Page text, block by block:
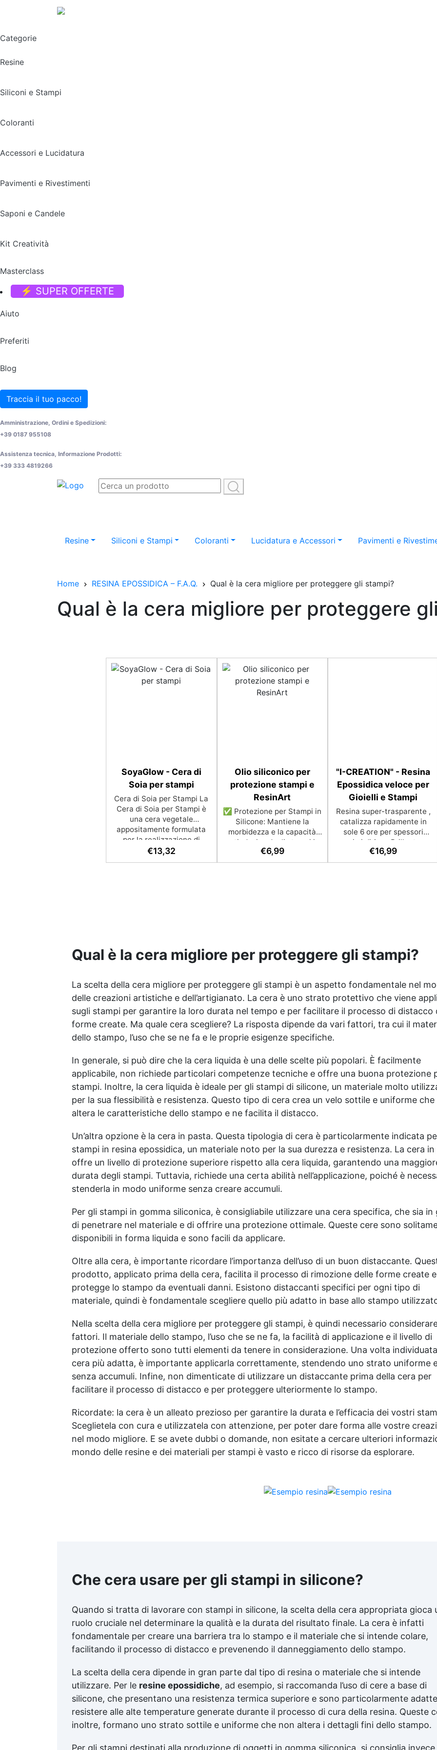
Categorie
Resine
Siliconi e Stampi
Coloranti
Accessori e Lucidatura
Pavimenti e Rivestimenti
Saponi e Candele
Kit Creatività
Masterclass
⚡ SUPER OFFERTE
Aiuto
Preferiti
Blog
Traccia il tuo pacco!
Amministrazione, Ordini e Spedizioni:
+39 0187 955108
Assistenza tecnica, Informazione Prodotti:
+39 333 4819266
Resine Siliconi e Stampi Coloranti Lucidatura e Accessori Pavimenti e
Home RESINA EPOSSIDICA – F.A.Q. Qual è la cera migliore per proteggere gli stampi?
Qual è la cera migliore per proteggere
SoyaGlow - Cera di
Soia per stampi
Cera di Soia per Stampi La
Cera di Soia per Stampi è
una cera vegetale
appositamente formulata
per la realizzazione di
candele in stampo. La sua
consistenza compatta
della fragranza e un aspetto
solido ed elegante. Perfetta
artigiani. Caratteristiche del
prodotto Ingredienti:Cera di
soia 100% vegetale Punto di
fusione:54 – 58 ºC
Origine:Vegetale (soia)
Applicazione:Produzione di
candele in stampi (pilastri,
figure, forme decorative)
Aspetto:Solido in scaglie di
colore bianco crema
€13,32
Olio siliconico per
protezione stampi e
ResinArt
✅ Protezione per Stampi in
Silicone: Mantiene la
morbidezza e la capacità
antiadesiva degli stampi in
silicone, prevenendo l'usura
e prolungando la loro durata
Aggiungi poche gocce alla
resina per ottenere effetti
come celle e sfumature,
durante la colata. ✅ Fluid
Painting: Utilizza l'olio con
coloranti acrilici nelle
tecniche di pouring per
ottenere l'effetto bagnato e
alle tue opere d'arte. ✅
Versatilità e Creatività:
Ideale non solo per la
protezione degli stampi, ma
anche per amplificare le tue
possibilità creative nelle
arti visive e nella creazione
€6,99
"I-CREATION" - Resina
Epossidica veloce per
Gioielli e Stampi
Resina super-trasparente ,
catalizza rapidamente in
sole 6 ore per spessori
massimi di 1 cm Brillantezza
e trasparenza durature, con
protezione anti-UV contro
colate, decorazioni e
prototipazione rapida.
€16,99
Qual è la cera migliore per proteggere gli stampi?
La scelta della cera migliore per proteggere gli stampi è un aspetto fondamentale nel
delle creazioni artistiche e dell’artigianato. La cera è uno strato protettivo che viene
sugli stampi per garantire la loro durata nel tempo e per facilitare il processo di distacco
forme create. Ma quale cera scegliere? La risposta dipende da vari fattori, tra cui il
dello stampo, l’uso che se ne fa e le proprie esigenze specifiche.
In generale, si può dire che la cera liquida è una delle scelte più popolari. È facilmente
applicabile, non richiede particolari competenze tecniche e offre una buona protezione
stampi. Inoltre, la cera liquida è ideale per gli stampi di silicone, un materiale molto
per la sua flessibilità e resistenza. Questo tipo di cera crea un velo sottile e uniforme che
altera le caratteristiche dello stampo e ne facilita il distacco.
Un’altra opzione è la cera in pasta. Questa tipologia di cera è particolarmente indicata
stampi in resina epossidica, un materiale noto per la sua durezza e resistenza. La cera in
offre un livello di protezione superiore rispetto alla cera liquida, garantendo una
durata degli stampi. Tuttavia, richiede una certa abilità nell’applicazione, poiché è
stenderla in modo uniforme senza creare accumuli.
Per gli stampi in gomma siliconica, è consigliabile utilizzare una cera specifica, che sia in
di penetrare nel materiale e di offrire una protezione ottimale. Queste cere sono
disponibili in forma liquida e sono facili da applicare.
Oltre alla cera, è importante ricordare l’importanza dell’uso di un buon distaccante.
prodotto, applicato prima della cera, facilita il processo di rimozione delle forme create e
protegge lo stampo da eventuali danni. Esistono distaccanti specifici per ogni tipo di
materiale, quindi è fondamentale scegliere quello più adatto in base allo stampo
Nella scelta della cera migliore per proteggere gli stampi, è quindi necessario
fattori. Il materiale dello stampo, l’uso che se ne fa, la facilità di applicazione e il livello di
protezione offerto sono tutti elementi da tenere in considerazione. Una volta
cera più adatta, è importante applicarla correttamente, stendendo uno strato uniforme
senza accumuli. Infine, non dimenticate di utilizzare un distaccante prima della cera per
facilitare il processo di distacco e per proteggere ulteriormente lo stampo.
Ricordate: la cera è un alleato prezioso per garantire la durata e l’efficacia dei vostri
Sceglietela con cura e utilizzatela con attenzione, per poter dare forma alle vostre
nel modo migliore. E se avete dubbi o domande, non esitate a cercare ulteriori
mondo delle resine e dei materiali per stampi è vasto e ricco di risorse da esplorare.
Che cera usare per gli stampi in silicone?
Quando si tratta di lavorare con stampi in silicone, la scelta della cera appropriata gioca
ruolo cruciale nel determinare la qualità e la durata del risultato finale. La cera è infatti
fondamentale per creare una barriera tra lo stampo e il materiale che si intende colare,
facilitando il processo di distacco e prevenendo il danneggiamento dello stampo.
La scelta della cera dipende in gran parte dal tipo di resina o materiale che si intende
utilizzare. Per le resine epossidiche, ad esempio, si raccomanda l’uso di cere a base di
silicone, che presentano una resistenza termica superiore e sono particolarmente
resistere alle alte temperature generate durante il processo di cura della resina. Queste
inoltre, formano uno strato sottile e uniforme che non altera i dettagli fini dello stampo.
Per gli stampi destinati alla produzione di oggetti in gomma siliconica, si consiglia invece